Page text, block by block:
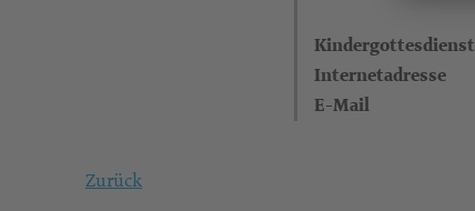
Kindergottesdienst
Internetadresse
E-Mail
Zurück